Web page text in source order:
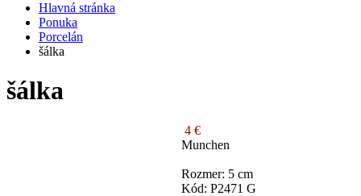
Hlavná stránka
Ponuka
Porcelán
šálka
šálka
4 €
Munchen
Rozmer: 5 cm
Kód: P2471 G